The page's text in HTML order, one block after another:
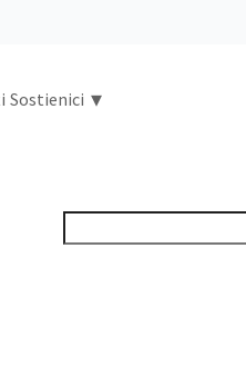
Sostienici ▾